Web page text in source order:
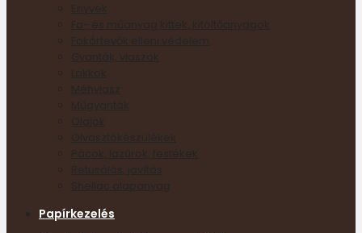
Enyvek
Fa- és műanyag kittek, kitöltőanyagok
Fakártevők elleni védelem
Gyanták, viaszok
Lakkok
Méhviasz
Műgyanták
Olajok
Olvasztókészülékek
Pácok, lazúrok, festékek
Retusálás, javítás
Papírkezelés